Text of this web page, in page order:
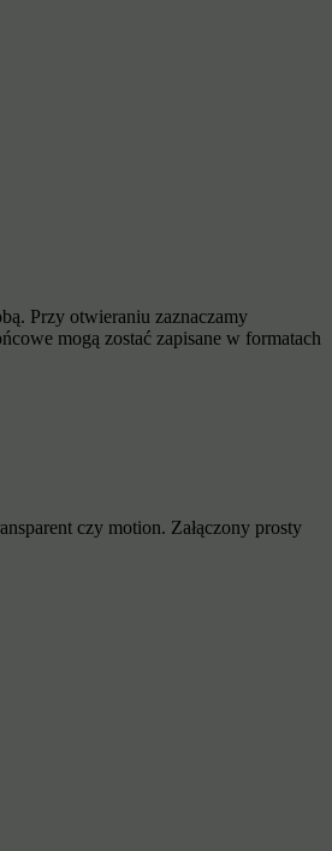
Przy otwieraniu zaznaczamy
mogą zostać zapisane w formatach
czy motion. Załączony prosty